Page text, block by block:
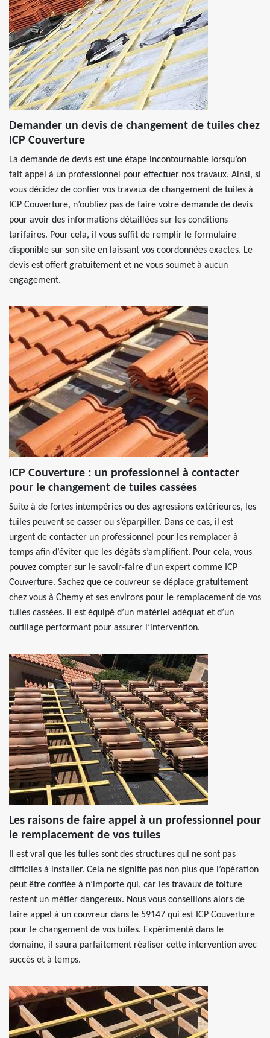
Demander un devis de changement de tuiles chez
ICP Couverture
La demande de devis est une étape incontournable lorsqu’on
fait appel à un professionnel pour effectuer nos travaux. Ainsi, si
vous décidez de confier vos travaux de changement de tuiles à
ICP Couverture, n’oubliez pas de faire votre demande de devis
pour avoir des informations détaillées sur les conditions
tarifaires. Pour cela, il vous suffit de remplir le formulaire
disponible sur son site en laissant vos coordonnées exactes. Le
devis est offert gratuitement et ne vous soumet à aucun
engagement.
ICP Couverture : un professionnel à contacter
pour le changement de tuiles cassées
Suite à de fortes intempéries ou des agressions extérieures, les
tuiles peuvent se casser ou s’éparpiller. Dans ce cas, il est
urgent de contacter un professionnel pour les remplacer à
temps afin d’éviter que les dégâts s’amplifient. Pour cela, vous
pouvez compter sur le savoir-faire d’un expert comme ICP
Couverture. Sachez que ce couvreur se déplace gratuitement
chez vous à Chemy et ses environs pour le remplacement de vos
tuiles cassées. Il est équipé d’un matériel adéquat et d’un
outillage performant pour assurer l’intervention.
Les raisons de faire appel à un professionnel pour
le remplacement de vos tuiles
Il est vrai que les tuiles sont des structures qui ne sont pas
difficiles à installer. Cela ne signifie pas non plus que l’opération
peut être confiée à n’importe qui, car les travaux de toiture
restent un métier dangereux. Nous vous conseillons alors de
faire appel à un couvreur dans le 59147 qui est ICP Couverture
pour le changement de vos tuiles. Expérimenté dans le
domaine, il saura parfaitement réaliser cette intervention avec
succès et à temps.